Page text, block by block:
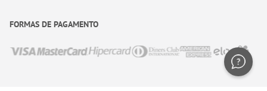
FORMAS DE PAGAMENTO